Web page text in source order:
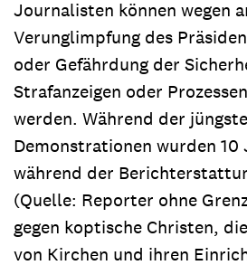
Journalisten können wegen
Verunglimpfung des
oder Gefährdung der
Strafanzeigen oder
werden. Während der
Demonstrationen wurden
während der
(Quelle: Reporter ohne
gegen koptische Christen,
von Kirchen und ihren